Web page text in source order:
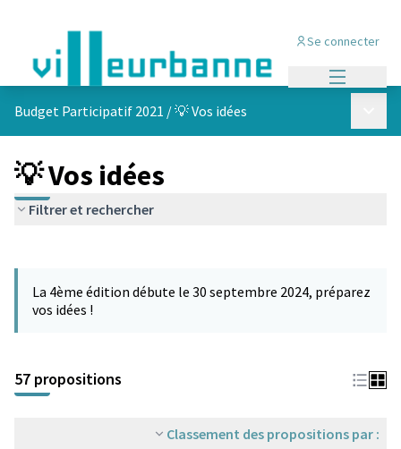
Se connecter
Budget Participatif 2021 /💡 Vos idées
💡 Vos idées
Filtrer et rechercher
La 4ème édition débute le 30 septembre 2024, préparez
vos idées !
57 propositions
Classement des propositions par :